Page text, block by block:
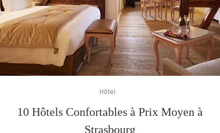
Hôtel
10 Hôtels Confortables à Prix Moyen à
Strasbourg